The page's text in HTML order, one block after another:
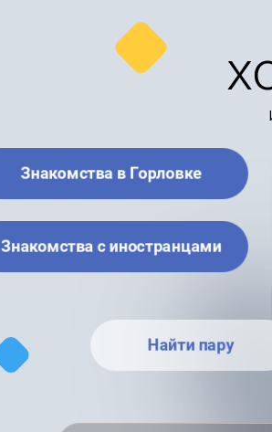
Знакомства в Горловке
Знакомства с иностранцами
Найти пару